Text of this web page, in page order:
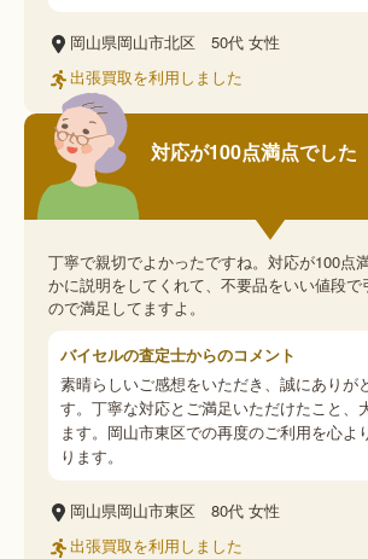
岡山県岡山市北区 50代 女性
出張買取を利用しました
対応が100点満点でした
丁寧で親切でよかったですね。対応が100点
かに説明をしてくれて、不要品をいい値段で
ので満足してますよ。
バイセルの査定士からのコメント
素晴らしいご感想をいただき、誠にありが
す。丁寧な対応とご満足いただけたこと、
ます。岡山市東区での再度のご利用を心よ
ります。
岡山県岡山市東区 80代 女性
出張買取を利用しました